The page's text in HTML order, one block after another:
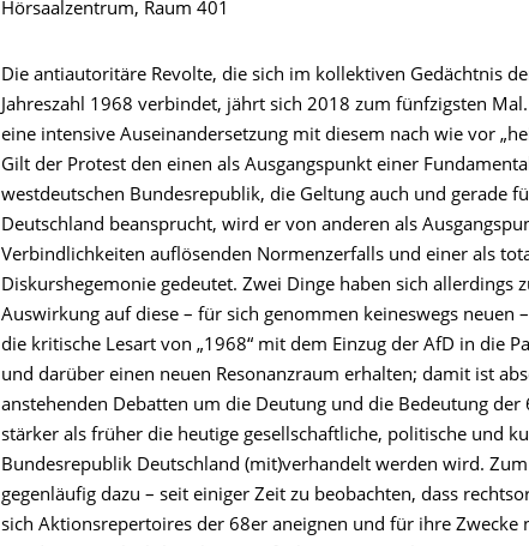
Hörsaalzentrum, Raum 401
Die antiautoritäre Revolte, die sich im kollektiven Gedächtnis
Jahreszahl 1968 verbindet, jährt sich 2018 zum fünfzigsten
eine intensive Auseinandersetzung mit diesem nach wie vor
Gilt der Protest den einen als Ausgangspunkt einer
westdeutschen Bundesrepublik, die Geltung auch und gerade
Deutschland beansprucht, wird er von anderen als
Verbindlichkeiten auflösenden Normenzerfalls und einer als
Diskurshegemonie gedeutet. Zwei Dinge haben sich allerdings
Auswirkung auf diese – für sich genommen keineswegs neuen
die kritische Lesart von „1968“ mit dem Einzug der AfD in die
und darüber einen neuen Resonanzraum erhalten; damit ist
anstehenden Debatten um die Deutung und die Bedeutung der
stärker als früher die heutige gesellschaftliche, politische und
Bundesrepublik Deutschland (mit)verhandelt werden wird.
gegenläufig dazu – seit einiger Zeit zu beobachten, dass
sich Aktionsrepertoires der 68er aneignen und für ihre Zwecke